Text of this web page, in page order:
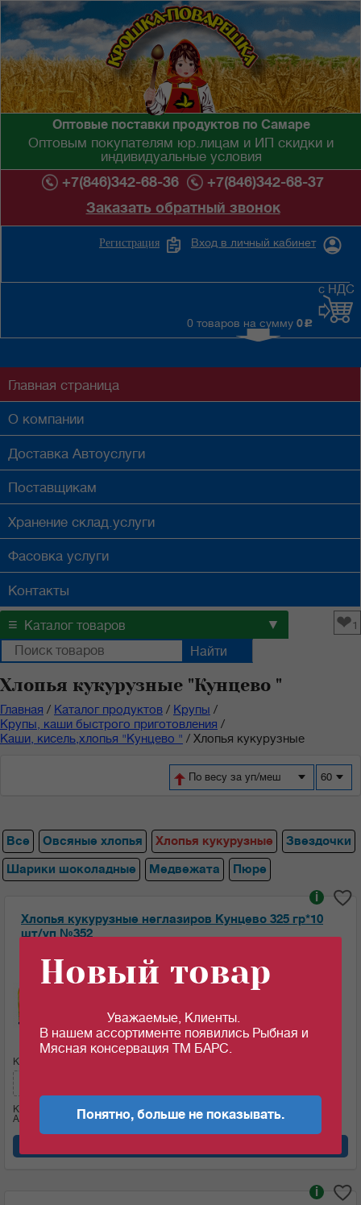
Оптовые поставки продуктов по Самаре
Оптовым покупателям юр.лицам и ИП скидки и
индивидуальные условия
+7(846)342-68-36
+7(846)342-68-37
Заказать обратный звонок
Вход в личный кабинет
Регистрация
0 товаров на сумму 0 c
с НДС
Главная страница
О компании
Доставка Автоуслуги
Поставщикам
Хранение склад.услуги
Фасовка услуги
Контакты
≡ Каталог товаров ▼ ❤1
Хлопья кукурузные "Кунцево "
Главная / Каталог продуктов / Крупы /
Крупы, каши быстрого приготовления /
Каши, кисель,хлопья "Кунцево " / Хлопья кукурузные
60
По весу за уп/меш
Все Овсяные хлопья Хлопья кукурузные
Звездочки
Шарики шоколадные
Медвежата Пюре
Хлопья кукурузные неглазиров Кунцево 325 гр*10
шт/уп №352
i
Ед.изм:
Кол-во (шт):
Кол-во (уп.)
0.5
Артикул: 02324
i
Новый товар
Уважаемые, Клиенты.
В нашем ассортименте появились Рыбная и
Мясная консервация ТМ БАРС.
Понятно, больше не показывать.